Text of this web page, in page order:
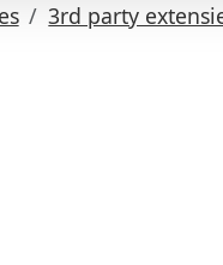
3rd party